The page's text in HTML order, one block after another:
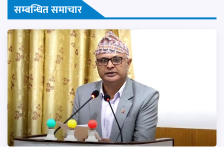
सम्बन्धित समाचार